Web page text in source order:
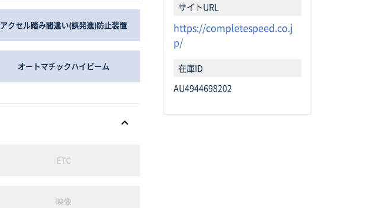
アクセル踏み間違い(誤発進)防止装置
オートマチックハイビーム
ETC
映像
サイトURL
https://completespeed.co.j
p/
在庫ID
AU4944698202